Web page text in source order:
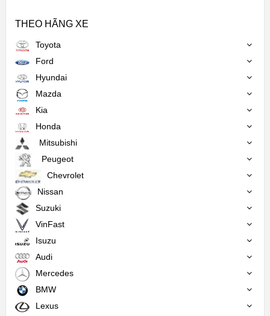
THEO HÃNG XE
Toyota
Ford
Hyundai
Mazda
Kia
Honda
Mitsubishi
Peugeot
Chevrolet
Nissan
Suzuki
VinFast
Isuzu
Audi
Mercedes
BMW
Lexus